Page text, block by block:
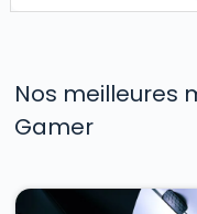
Nos meilleures
Gamer